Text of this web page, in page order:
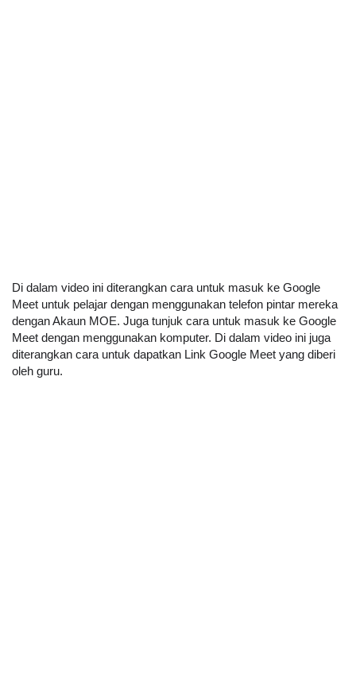
Di dalam video ini diterangkan cara untuk masuk ke Google
Meet untuk pelajar dengan menggunakan telefon pintar mereka
dengan Akaun MOE. Juga tunjuk cara untuk masuk ke Google
Meet dengan menggunakan komputer. Di dalam video ini juga
diterangkan cara untuk dapatkan Link Google Meet yang diberi
oleh guru.